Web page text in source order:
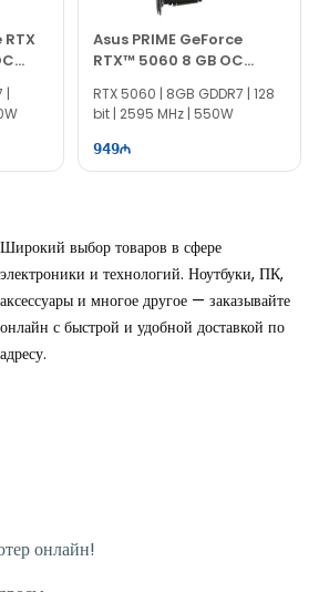
|
Asus PRIME GeForce
RTX™ 5060 8 GB OC
90YV0N10-M0NA00
RTX 5060 | 8GB GDDR7 | 128
bit | 2595 MHz | 550W
949
Широкий выбор товаров в сфере
электроники и технологий. Ноутбуки, ПК,
аксессуары и многое другое — заказывайте
онлайн с быстрой и удобной доставкой по
адресу.
онлайн!